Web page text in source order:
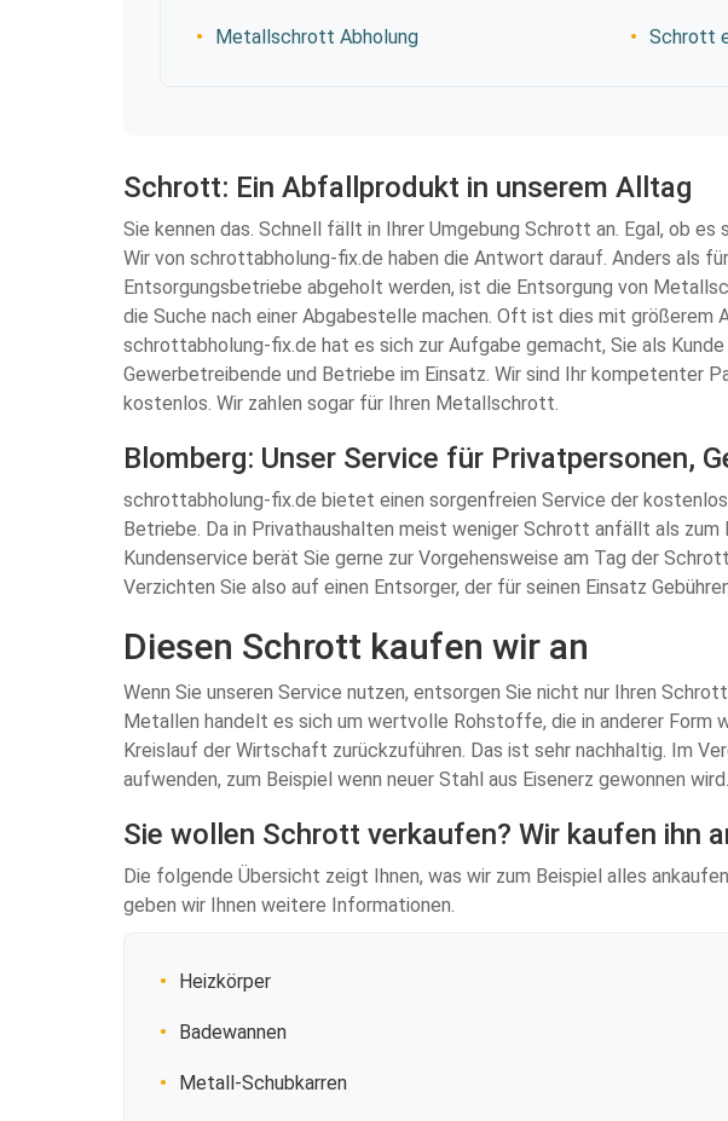
Metallschrott Abholung Schrott
Schrott: Ein Abfallprodukt in unserem Alltag
Sie kennen das. Schnell fällt in Ihrer Umgebung Schrott an. Egal, ob
Wir von schrottabholung-fix.de haben die Antwort darauf. Anders als
Entsorgungsbetriebe abgeholt werden, ist die Entsorgung von
die Suche nach einer Abgabestelle machen. Oft ist dies mit größerem
schrottabholung-fix.de hat es sich zur Aufgabe gemacht, Sie als
Gewerbetreibende und Betriebe im Einsatz. Wir sind Ihr kompetenter
kostenlos. Wir zahlen sogar für Ihren Metallschrott.
Blomberg: Unser Service für Privatpersonen,
schrottabholung-fix.de bietet einen sorgenfreien Service der
Betriebe. Da in Privathaushalten meist weniger Schrott anfällt als
Kundenservice berät Sie gerne zur Vorgehensweise am Tag der
Verzichten Sie also auf einen Entsorger, der für seinen Einsatz
Diesen Schrott kaufen wir an
Wenn Sie unseren Service nutzen, entsorgen Sie nicht nur Ihren
Metallen handelt es sich um wertvolle Rohstoffe, die in anderer
Kreislauf der Wirtschaft zurückzuführen. Das ist sehr nachhaltig. Im
aufwenden, zum Beispiel wenn neuer Stahl aus Eisenerz gewonnen wird.
Sie wollen Schrott verkaufen? Wir kaufen ihn
Die folgende Übersicht zeigt Ihnen, was wir zum Beispiel alles
geben wir Ihnen weitere Informationen.
Heizkörper
Badewannen
Metall-Schubkarren